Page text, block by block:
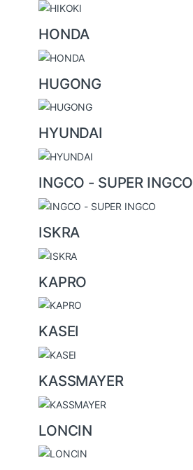
HONDA
HUGONG
HYUNDAI
INGCO - SUPER INGCO
ISKRA
KAPRO
KASEI
KASSMAYER
LONCIN